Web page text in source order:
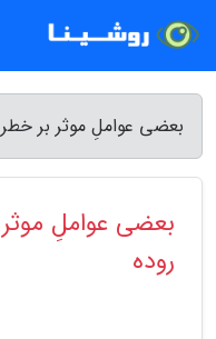
بعضی عواملِ موثر بر
بعضی عواملِ
روده